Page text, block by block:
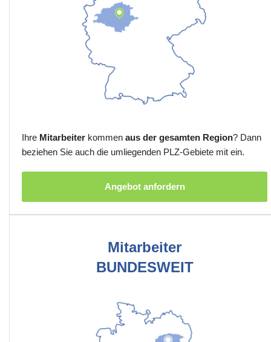
Ihre Mitarbeiter kommen aus der gesamten Region? Dann
beziehen Sie auch die umliegenden PLZ-Gebiete mit ein.
Angebot anfordern
Mitarbeiter
BUNDESWEIT